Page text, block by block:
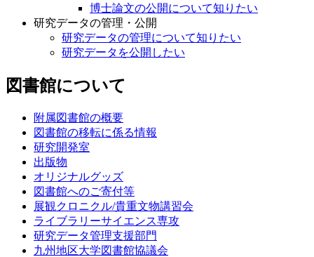
博士論文の公開について知りたい
研究データの管理・公開
研究データの管理について知りたい
研究データを公開したい
図書館について
附属図書館の概要
図書館の移転に係る情報
研究開発室
出版物
オリジナルグッズ
図書館へのご寄付等
展観クロニクル/貴重文物講習会
ライブラリーサイエンス専攻
研究データ管理支援部門
九州地区大学図書館協議会